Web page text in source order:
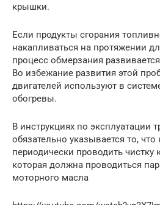
крышки.
Если продукты сгорания
накапливаться на протяжении
процесс обмерзания
Во избежание развития этой
двигателей используют в
обогревы.
В инструкциях по эксплуатации
обязательно указывается то,
периодически проводить чистку
которая должна проводиться
моторного масла